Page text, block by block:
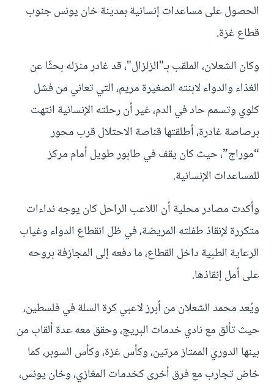
الحصول على مساعدات إنسانية بمدينة خان يونس جنوب
قطاع غزة.
وكان الشعلان، الملقب بـ"الزلزال"، قد غادر منزله بحثًا عن
الغذاء والدواء لابنته الصغيرة مريم، التي تعاني من فشل
كلوي وتسمم حاد في الدم، غير أن رحلته الإنسانية انتهت
برصاصة غادرة، أطلقتها قناصة الاحتلال قرب محور
“موراج”، حيث كان يقف في طابور طويل أمام مركز
للمساعدات الإنسانية.
وأكدت مصادر محلية أن اللاعب الراحل كان يوجه نداءات
متكررة لإنقاذ طفلته المريضة، في ظل انقطاع الدواء وغياب
الرعاية الطبية داخل القطاع، ما دفعه إلى المجازفة بروحه
على أمل إنقاذها.
ويُعد محمد الشعلان من أبرز لاعبي كرة السلة في فلسطين،
حيث تألق مع نادي خدمات البريج، وحقق معه عدة ألقاب من
بينها الدوري الممتاز مرتين، وكأس غزة، وكأس السوبر، كما
خاض تجارب مع فرق أخرى كخدمات المغازي، وخان يونس،